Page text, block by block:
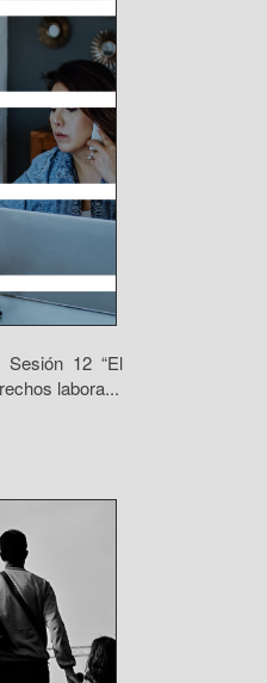
Sesión 12 “El
labora...